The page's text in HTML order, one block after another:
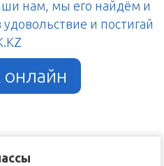
нам, мы его найдём и
и постигай
онлайн